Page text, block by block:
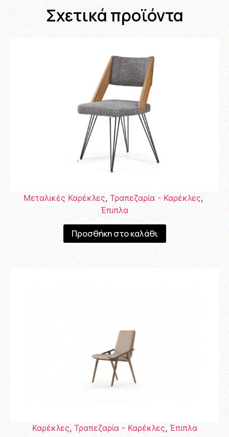
Σχετικά προϊόντα
Μεταλικές Καρέκλες, Τραπεζαρία - Καρέκλες,
Έπιπλα
Προσθήκη στο καλάθι
Καρέκλες, Τραπεζαρία - Καρέκλες,Έπιπλα